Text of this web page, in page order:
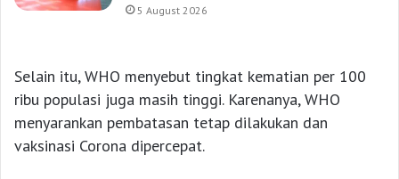
5 August 2026
Selain itu, WHO menyebut tingkat kematian per 100
ribu populasi juga masih tinggi. Karenanya, WHO
menyarankan pembatasan tetap dilakukan dan
vaksinasi Corona dipercepat.